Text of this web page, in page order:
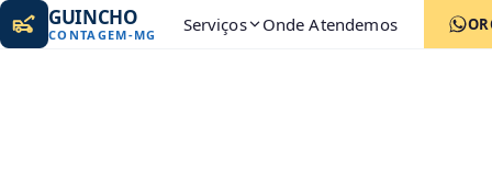
GUINCHO
CONTAGEM-MG Serviços Onde Atendemos